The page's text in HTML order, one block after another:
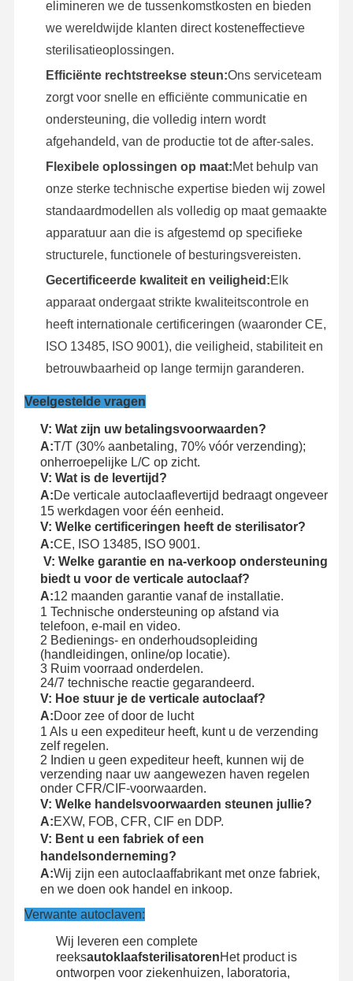
elimineren we de tussenkomstkosten en bieden
we wereldwijde klanten direct kosteneffectieve
sterilisatieoplossingen.
Efficiënte rechtstreekse steun:Ons serviceteam
zorgt voor snelle en efficiënte communicatie en
ondersteuning, die volledig intern wordt
afgehandeld, van de productie tot de after-sales.
Flexibele oplossingen op maat:Met behulp van
onze sterke technische expertise bieden wij zowel
standaardmodellen als volledig op maat gemaakte
apparatuur aan die is afgestemd op specifieke
structurele, functionele of besturingsvereisten.
Gecertificeerde kwaliteit en veiligheid:Elk
apparaat ondergaat strikte kwaliteitscontrole en
heeft internationale certificeringen (waaronder CE,
ISO 13485, ISO 9001), die veiligheid, stabiliteit en
betrouwbaarheid op lange termijn garanderen.
Veelgestelde vragen
V: Wat zijn uw betalingsvoorwaarden?
A:T/T (30% aanbetaling, 70% vóór verzending);
onherroepelijke L/C op zicht.
V: Wat is de levertijd?
A:De verticale autoclaaflevertijd bedraagt ongeveer
15 werkdagen voor één eenheid.
V: Welke certificeringen heeft de sterilisator?
A:CE, ISO 13485, ISO 9001.
V: Welke garantie en na-verkoop ondersteuning
biedt u voor de verticale autoclaaf?
A:12 maanden garantie vanaf de installatie.
1 Technische ondersteuning op afstand via
telefoon, e-mail en video.
2 Bedienings- en onderhoudsopleiding
(handleidingen, online/op locatie).
3 Ruim voorraad onderdelen.
24/7 technische reactie gegarandeerd.
V: Hoe stuur je de verticale autoclaaf?
A:Door zee of door de lucht
1 Als u een expediteur heeft, kunt u de verzending
zelf regelen.
2 Indien u geen expediteur heeft, kunnen wij de
verzending naar uw aangewezen haven regelen
onder CFR/CIF-voorwaarden.
V: Welke handelsvoorwaarden steunen jullie?
A:EXW, FOB, CFR, CIF en DDP.
V: Bent u een fabriek of een
handelsonderneming?
A:Wij zijn een autoclaaffabrikant met onze fabriek,
en we doen ook handel en inkoop.
Verwante autoclaven:
Wij leveren een complete
reeksautoklaafsterilisatorenHet product is
ontworpen voor ziekenhuizen, laboratoria,